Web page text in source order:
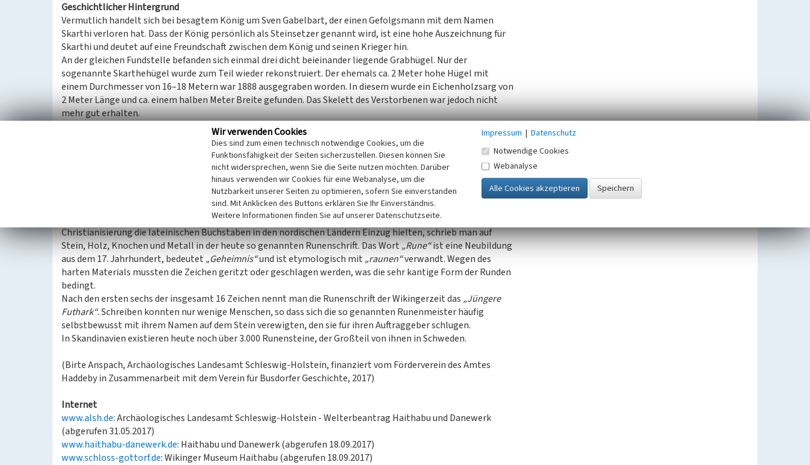
Geschichtlicher Hintergrund
Vermutlich handelt sich bei besagtem König um Sven Gabelbart, der einen Gefolgsmann mit dem Namen
Skarthi verloren hat. Dass der König persönlich als Steinsetzer genannt wird, ist eine hohe Auszeichnung für
Skarthi und deutet auf eine Freundschaft zwischen dem König und seinen Krieger hin.
An der gleichen Fundstelle befanden sich einmal drei dicht beieinander liegende Grabhügel. Nur der
sogenannte Skarthehügel wurde zum Teil wieder rekonstruiert. Der ehemals ca. 2 Meter hohe Hügel mit
einem Durchmesser von 16–18 Metern war 1888 ausgegraben worden. In diesem wurde ein Eichenholzsarg von
2 Meter Länge und ca. einem halben Meter Breite gefunden. Das Skelett des Verstorbenen war jedoch nicht
mehr gut erhalten.
In der Umgebung von Haithabu wurden fünf Runensteine (Skarthi-Stein, der große und der kleine Sigtrygg-
Stein, der Erik-Stein und der Schleswiger Domstein) gefunden, die vom Leben einzelner bedeutender Männer
berichten, die vor mehr als tausend Jahren mit dieser Stadt in Verbindung standen.
Auch auf Holz, Knochen oder Schmuckgegenständen wurden Runenritzungen identifiziert, jedoch bieten die
Steine durch ihre vergleichsweisen langen Texte die ausführlichsten Informationen. Bevor mit der
Christianisierung die lateinischen Buchstaben in den nordischen Ländern Einzug hielten, schrieb man auf
Stein, Holz, Knochen und Metall in der heute so genannten Runenschrift. Das Wort„Rune“ist eine Neubildung
aus dem 17. Jahrhundert, bedeutet„Geheimnis“und ist etymologisch mit„raunen“verwandt. Wegen des
harten Materials mussten die Zeichen geritzt oder geschlagen werden, was die sehr kantige Form der Runden
bedingt.
Nach den ersten sechs der insgesamt 16 Zeichen nennt man die Runenschrift der Wikingerzeit das „Jüngere
Futhark“. Schreiben konnten nur wenige Menschen, so dass sich die so genannten Runenmeister häufig
selbstbewusst mit ihrem Namen auf dem Stein verewigten, den sie für ihren Auftraggeber schlugen.
In Skandinavien existieren heute noch über 3.000 Runensteine, der Großteil von ihnen in Schweden.
(Birte Anspach, Archäologisches Landesamt Schleswig-Holstein, finanziert vom Förderverein des Amtes
Haddeby in Zusammenarbeit mit dem Verein für Busdorfer Geschichte, 2017)
Internet
www.alsh.de: Archäologisches Landesamt Schleswig-Holstein - Welterbeantrag Haithabu und Danewerk
(abgerufen 31.05.2017)
www.haithabu-danewerk.de: Haithabu und Danewerk (abgerufen 18.09.2017)
www.schloss-gottorf.de: Wikinger Museum Haithabu (abgerufen 18.09.2017)
Wir verwenden Cookies
Dies sind zum einen technisch notwendige Cookies, um die
Funktionsfähigkeit der Seiten sicherzustellen. Diesen können Sie
nicht widersprechen, wenn Sie die Seite nutzen möchten. Darüber
hinaus verwenden wir Cookies für eine Webanalyse, um die
Nutzbarkeit unserer Seiten zu optimieren, sofern Sie einverstanden
sind. Mit Anklicken des Buttons erklären Sie Ihr Einverständnis.
Weitere Informationen finden Sie auf unserer Datenschutzseite.
Impressum | Datenschutz
Notwendige Cookies
Webanalyse